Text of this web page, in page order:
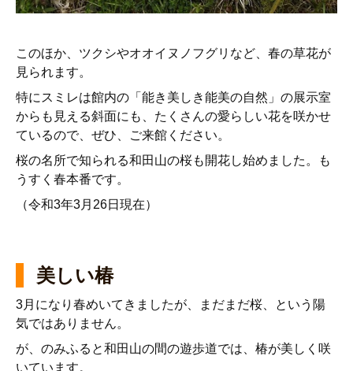
このほか、ツクシやオオイヌノフグリなど、春の草花が
見られます。
特にスミレは館内の「能き美しき能美の自然」の展示室
からも見える斜面にも、たくさんの愛らしい花を咲かせ
ているので、ぜひ、ご来館ください。
桜の名所で知られる和田山の桜も開花し始めました。も
うすく春本番です。
（令和3年3月26日現在）
美しい椿
3月になり春めいてきましたが、まだまだ桜、という陽
気ではありません。
が、のみふると和田山の間の遊歩道では、椿が美しく咲
いています。